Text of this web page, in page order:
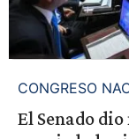
CONGRESO
El Senado